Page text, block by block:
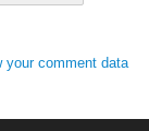
your comment data